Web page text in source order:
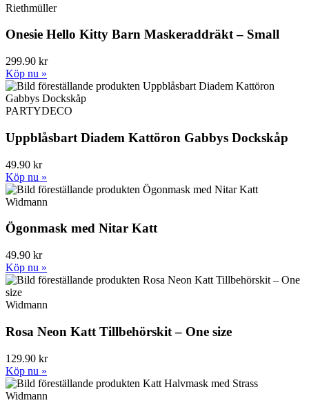
Riethmüller
Onesie Hello Kitty Barn Maskeraddräkt – Small
299.90 kr
Köp nu »
PARTYDECO
Uppblåsbart Diadem Kattöron Gabbys Dockskåp
49.90 kr
Köp nu »
Widmann
Ögonmask med Nitar Katt
49.90 kr
Köp nu »
Widmann
Rosa Neon Katt Tillbehörskit – One size
129.90 kr
Köp nu »
Widmann